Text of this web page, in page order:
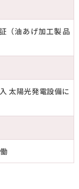
（油あげ加工製品
太陽光発電設備に